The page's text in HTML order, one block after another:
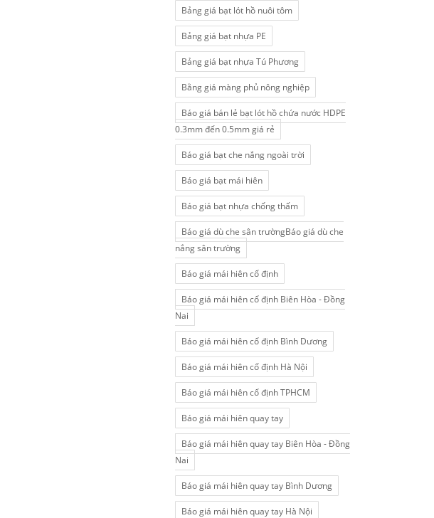
Bảng giá bạt lót hồ nuôi tôm
Bảng giá bạt nhựa PE
Bảng giá bạt nhựa Tú Phương
Bằng giá màng phủ nông nghiệp
Báo giá bán lẻ bạt lót hồ chứa nước HDPE
0.3mm đến 0.5mm giá rẻ
Báo giá bạt che nắng ngoài trời
Báo giá bạt mái hiên
Báo giá bạt nhựa chống thấm
Báo giá dù che sân trườngBáo giá dù che
nắng sân trường
Báo giá mái hiên cố định
Báo giá mái hiên cố định Biên Hòa - Đồng
Nai
Báo giá mái hiên cố định Bình Dương
Báo giá mái hiên cố định Hà Nội
Báo giá mái hiên cố định TPHCM
Báo giá mái hiên quay tay
Báo giá mái hiên quay tay Biên Hòa - Đồng
Nai
Báo giá mái hiên quay tay Bình Dương
Báo giá mái hiên quay tay Hà Nội